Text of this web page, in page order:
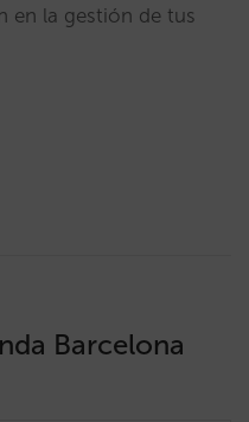
en la gestión de tus
Barcelona